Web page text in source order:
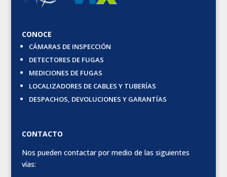
CONOCE
CÁMARAS DE INSPECCIÓN
DETECTORES DE FUGAS
MEDICIONES DE FUGAS
LOCALIZADORES DE CABLES Y TUBERÍAS
DESPACHOS, DEVOLUCIONES Y GARANTÍAS
CONTACTO
Nos pueden contactar por medio de las siguientes
vías: